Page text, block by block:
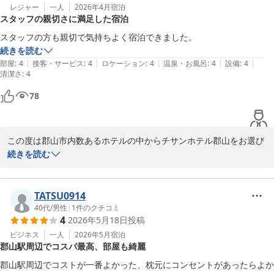
ぎ澄ませて業務に当たるようスタッフ指導してまいります。
その他につきましては好評のコメントを賜り恐縮の限りです。
今後とも郡山へおこしの折には当ホテルをご指名いただければ幸い
に存じます。
この度はお忙しい中わざわざご投稿いただき誠に有難うございまし
た。
またのご来館をスタッフ一同心よりお待ち申し上げます。
福重
チサンホテル郡山
2026-06-05
レジャー 一人 2026年4月宿泊
スタッフの親切さに満足した宿泊
スタッフの方も親切で気持ちよく宿泊できました。
続きを読む
部屋: 4 | 接客・サービス: 4 | ロケーション: 4 | 温泉・お風呂: 4 | 設備: 4 |
清潔さ: 4
78
この度は郡山市内数あるホテルの中からチサンホテル郡山をお選び
いただき誠に有難うございました。
今後とも郡山へおこしの折には当ホテルをご指名いただければ幸い
に存じます。
この度はお忙しい中わざわざご投稿いただき誠に有難うございまし
た。
またのご来館をスタッフ一同心よりお待ち申し上げます。
続きを読む
TATSU0914
40代/男性 | 1件のクチコミ
4 2026年5月18日投稿
ビジネス 一人 2026年5月宿泊
郡山駅周辺でコスパ最高、部屋も綺麗
郡山駅周辺でコストが一番よかった、枕元にコンセントがあったらよか